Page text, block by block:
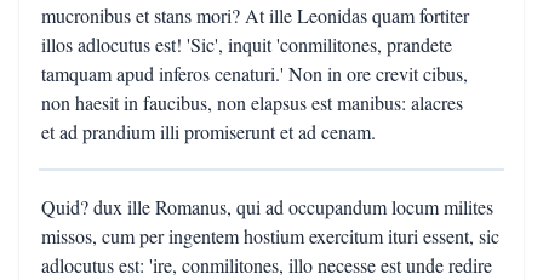
mucronibus et stans mori? At ille Leonidas quam fortiter
illos adlocutus est! 'Sic', inquit 'conmilitones, prandete
tamquam apud inferos cenaturi.' Non in ore crevit cibus,
non haesit in faucibus, non elapsus est manibus: alacres
et ad prandium illi promiserunt et ad cenam.
Quid? dux ille Romanus, qui ad occupandum locum milites
missos, cum per ingentem hostium exercitum ituri essent, sic
adlocutus est: 'ire, conmilitones, illo necesse est unde redire